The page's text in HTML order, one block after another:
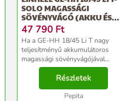
SOLO MAGASSÁGI
SÖVÉNYVÁGÓ (AKKU ÉS
TÖLTŐ...
47 790 Ft
Ha a GE-HH 18/45 Li T nagy
teljesítményű akkumulátoros
magassági sövényvágójával
dolgozik, akkor nem kell többé
kábelekkel bajlódnia, ha szebbé
szeretné varázsolni a sövényeket,
a bokrokat és a cserjé...
Részletek
Pepita